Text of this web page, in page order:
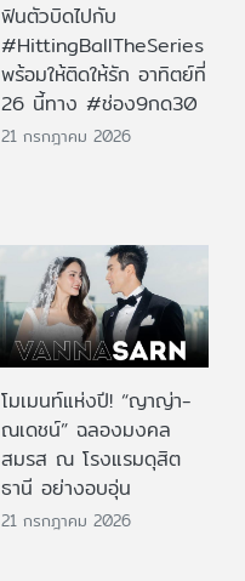
ฟินตัวบิดไปกับ
#HittingBallTheSeries
พร้อมให้ติดให้รัก อาทิตย์ที่
26 นี้ทาง #ช่อง9กด30
21 กรกฎาคม 2026
โมเมนท์แห่งปี! “ญาญ่า-
ณเดชน์” ฉลองมงคล
สมรส ณ โรงแรมดุสิต
ธานี อย่างอบอุ่น
21 กรกฎาคม 2026